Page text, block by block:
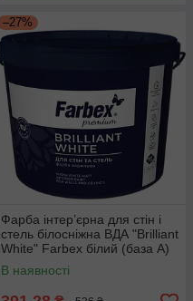
–27%
Фарба інтер’єрна для стін і
стель білосніжна ВДА "Brilliant
White" Farbex білий (база А)
4.2 кг
В наявності